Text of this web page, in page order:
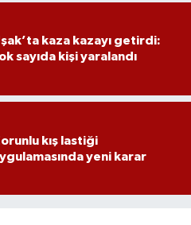
kaza kazayı getirdi:
sayıda kişi yaralandı
kış lastiği
yeni karar